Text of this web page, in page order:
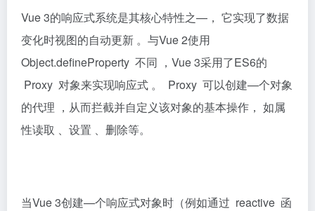
Vue 3的响应式系统是其核心特性之—， 它实现了数据
变化时视图的自动更新 。与Vue 2使用
Object.deﬁneProperty 不同 ，Vue 3采用了ES6的
Proxy 对象来实现响应式 。 Proxy 可以创建—个对象
的代理 ，从而拦截并自定义该对象的基本操作， 如属
性读取 、设置 、删除等。
当Vue 3创建—个响应式对象时（例如通过 reactive 函